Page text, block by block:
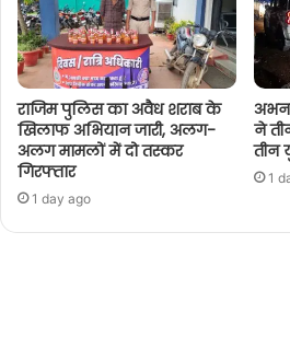
राजिम पुलिस का अवैध शराब के
खिलाफ अभियान जारी, अलग-
अलग मामलों में दो तस्कर
गिरफ्तार
1 day ago
ने
तीन
1